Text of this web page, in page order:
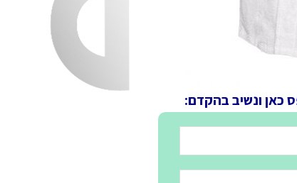
כאן ונשיב בהקדם: